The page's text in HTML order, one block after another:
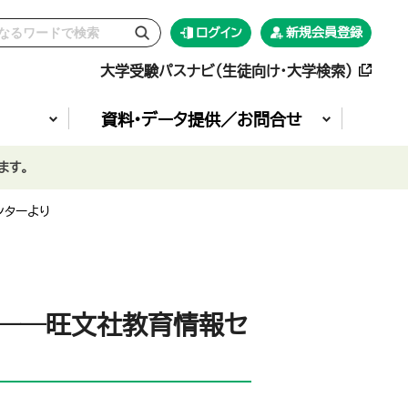
ログイン 新規会員登録
大学受験パスナビ（生徒向け・大学検索）
資料•データ提供／お問合せ
ーより
旺文社教育情報セ
す。